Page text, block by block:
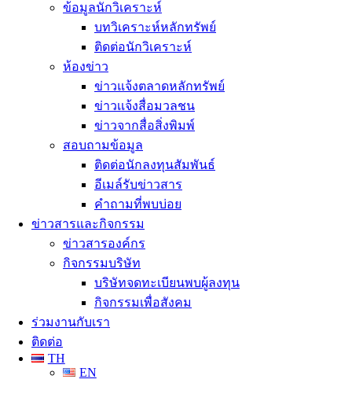
ข้อมูลนักวิเคราะห์
บทวิเคราะห์หลักทรัพย์
ติดต่อนักวิเคราะห์
ห้องข่าว
ข่าวแจ้งตลาดหลักทรัพย์
ข่าวเเจ้งสื่อมวลชน
ข่าวจากสื่อสิ่งพิมพ์
สอบถามข้อมูล
ติดต่อนักลงทุนสัมพันธ์
อีเมล์รับข่าวสาร
คำถามที่พบบ่อย
ข่าวสารและกิจกรรม
ข่าวสารองค์กร
กิจกรรมบริษัท
บริษัทจดทะเบียนพบผู้ลงทุน
กิจกรรมเพื่อสังคม
ร่วมงานกับเรา
ติดต่อ
TH
EN